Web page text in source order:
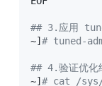
## 3.应用
~] # tuned-
## 4.验证优化
~] # cat /sys/